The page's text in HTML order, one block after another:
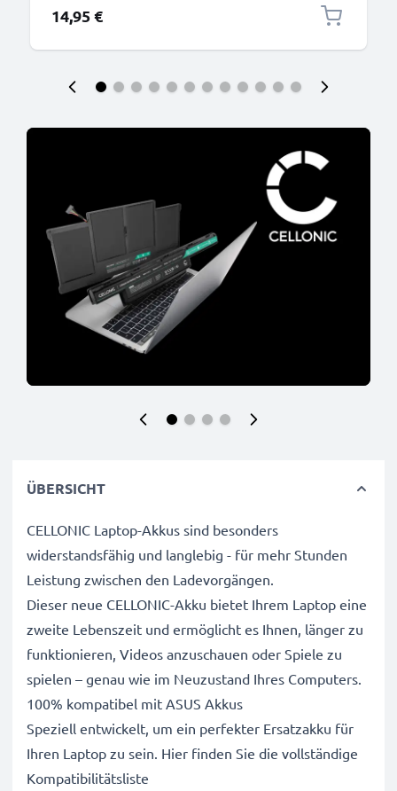
14,95 €
ÜBERSICHT
CELLONIC Laptop-Akkus sind besonders
widerstandsfähig und langlebig - für mehr Stunden
Leistung zwischen den Ladevorgängen.
Dieser neue CELLONIC-Akku bietet Ihrem Laptop eine
zweite Lebenszeit und ermöglicht es Ihnen, länger zu
funktionieren, Videos anzuschauen oder Spiele zu
spielen – genau wie im Neuzustand Ihres Computers.
100% kompatibel mit ASUS Akkus
Speziell entwickelt, um ein perfekter Ersatzakku für
Ihren Laptop zu sein. Hier finden Sie die vollständige
Kompatibilitätsliste